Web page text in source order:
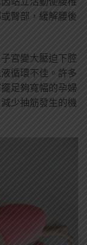
或臀部， 緩解腰後
宮變大壓迫下腔
循環不佳。許多
足夠寬幅的孕婦
少抽筋發生的機